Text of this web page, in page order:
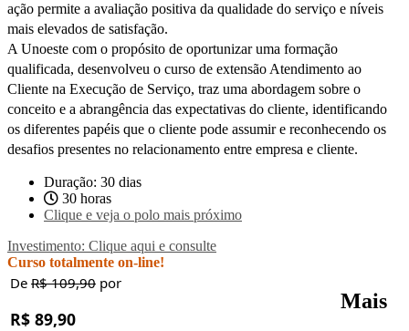
ação permite a avaliação positiva da qualidade do serviço e níveis
mais elevados de satisfação.
A Unoeste com o propósito de oportunizar uma formação
qualificada, desenvolveu o curso de extensão Atendimento ao
Cliente na Execução de Serviço, traz uma abordagem sobre o
conceito e a abrangência das expectativas do cliente, identificando
os diferentes papéis que o cliente pode assumir e reconhecendo os
desafios presentes no relacionamento entre empresa e cliente.
Duração: 30 dias
30 horas
Clique e veja o polo mais próximo
Investimento: Clique aqui e consulte
Curso totalmente on-line!
De R$ 109,90 por
R$ 89,90
Mais